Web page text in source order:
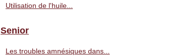
Utilisation de l'huile...
Senior
Les troubles amnésiques dans...